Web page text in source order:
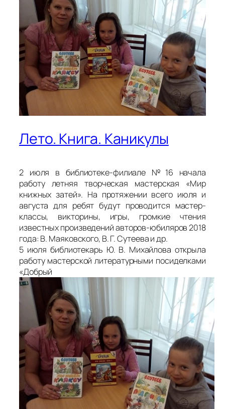
Лето. Книга. Каникулы
2 июля в библиотеке-филиале №16 начала
работу летняя творческая мастерская «Мир
книжных затей». На протяжении всего июля и
августа для ребят будут проводится мастер-
классы, викторины, игры, громкие чтения
известных произведений авторов-юбиляров 2018
года: В. Маяковского, В. Г. Сутеева и др.
5 июля библиотекарь Ю. В. Михайлова открыла
работу мастерской литературными посиделками
«Добрый